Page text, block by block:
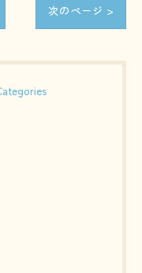
次のページ >